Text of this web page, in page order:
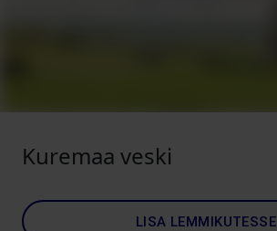
Kuremaa veski
LISA LEMMIKUTESSE